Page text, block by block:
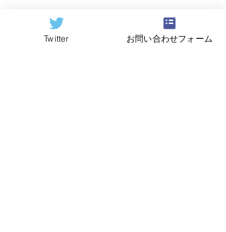
Twitter お問い合わせフォーム